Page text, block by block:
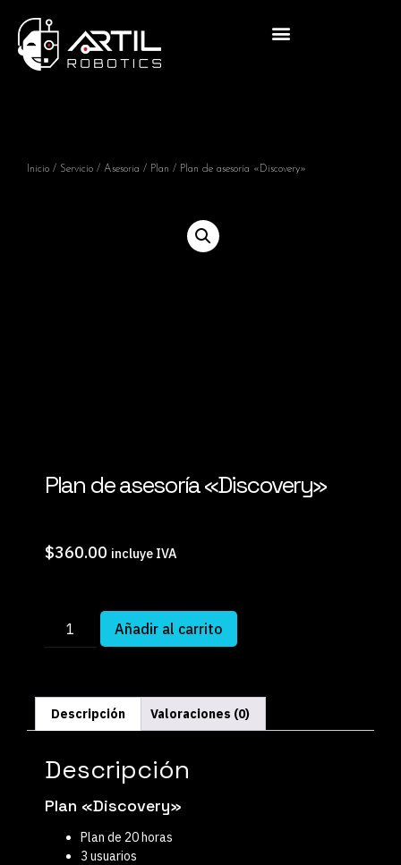
Inicio / Servicio / Asesoria / Plan / Plan de asesoría «Discovery»
Plan de asesoría «Discovery»
$360.00 incluye IVA
Añadir al carrito
Descripción Valoraciones (0)
Descripción
Plan «Discovery»
Plan de 20 horas
3 usuarios